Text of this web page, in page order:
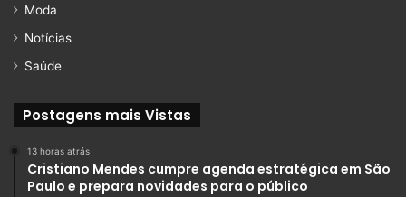
Moda
Notícias
Saúde
Postagens mais Vistas
13 horas atrás
Cristiano Mendes cumpre agenda estratégica em São
Paulo e prepara novidades para o público